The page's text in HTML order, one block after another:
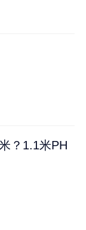
？1.1米PH